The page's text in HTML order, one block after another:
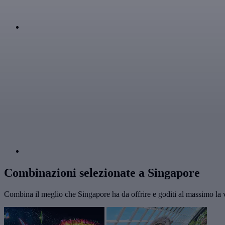
Combinazioni selezionate a Singapore
Combina il meglio che Singapore ha da offrire e goditi al massimo la